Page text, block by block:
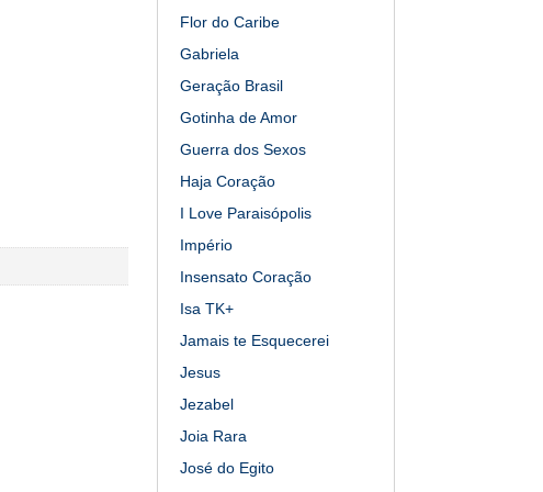
Flor do Caribe
Gabriela
Geração Brasil
Gotinha de Amor
Guerra dos Sexos
Haja Coração
I Love Paraisópolis
Império
Insensato Coração
Isa TK+
Jamais te Esquecerei
Jesus
Jezabel
Joia Rara
José do Egito